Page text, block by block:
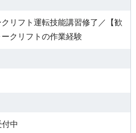
クリフト運転技能講習修了／【歓
クリフトの作業経験
中